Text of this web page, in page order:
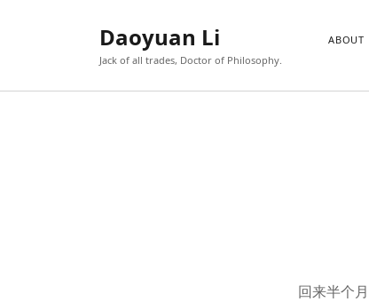
Daoyuan Li
Jack of all trades, Doctor of Philosophy.
ABOUT
回来半个